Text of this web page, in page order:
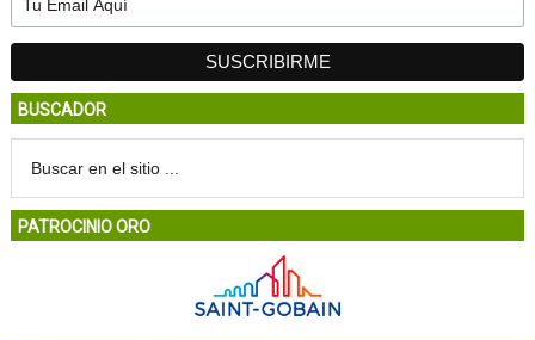
BUSCADOR
PATROCINIO ORO